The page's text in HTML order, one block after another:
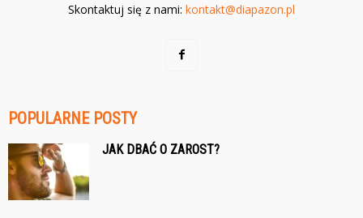
Skontaktuj się z nami: kontakt@diapazon.pl
POPULARNE POSTY
JAK DBAĆ O ZAROST?